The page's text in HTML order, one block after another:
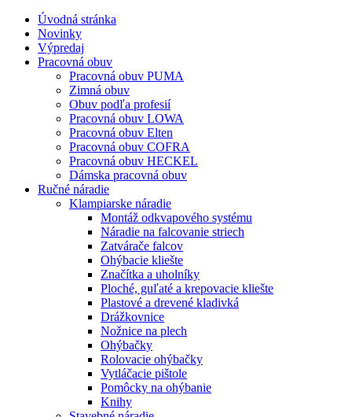
Úvodná stránka
Novinky
Výpredaj
Pracovná obuv
Pracovná obuv PUMA
Zimná obuv
Obuv podľa profesií
Pracovná obuv LOWA
Pracovná obuv Elten
Pracovná obuv COFRA
Pracovná obuv HECKEL
Dámska pracovná obuv
Ručné náradie
Klampiarske náradie
Montáž odkvapového systému
Náradie na falcovanie striech
Zatvárače falcov
Ohýbacie kliešte
Značítka a uholníky
Ploché, guľaté a krepovacie kliešte
Plastové a drevené kladivká
Drážkovnice
Nožnice na plech
Ohýbačky
Rolovacie ohýbačky
Vytláčacie pištole
Pomôcky na ohýbanie
Knihy